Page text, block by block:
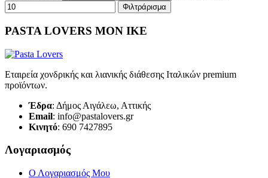
Φιλτράρισμα
PASTA LOVERS ΜΟΝ ΙΚΕ
Εταιρεία χονδρικής και λιανικής διάθεσης Ιταλικών premium
προϊόντων.
Έδρα: Δήμος Αιγάλεω, Αττικής
Email: info@pastalovers.gr
Κινητό: 690 7427895
Λογαριασμός
Ο Λογαριασμός Μου